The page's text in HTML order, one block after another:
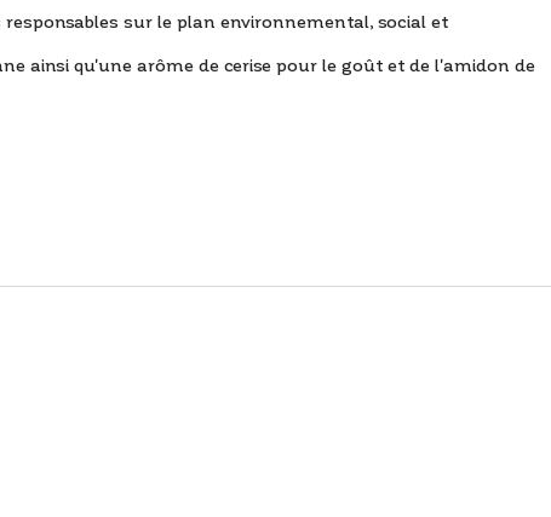
sur le plan environnemental, social et
ainsi qu'une arôme de cerise pour le goût et de l'amidon de